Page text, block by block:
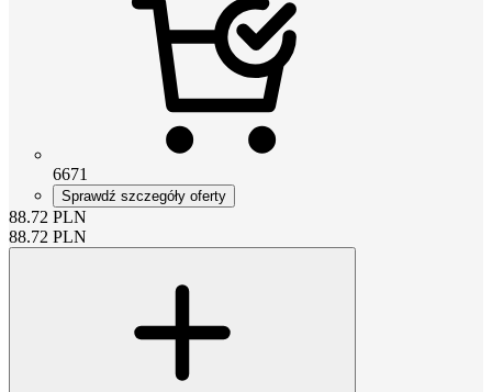
6671
Sprawdź szczegóły oferty
88.72 PLN
88.72 PLN